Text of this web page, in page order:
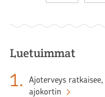
Luetuimmat
1.
Ajoterveys
ajokortin